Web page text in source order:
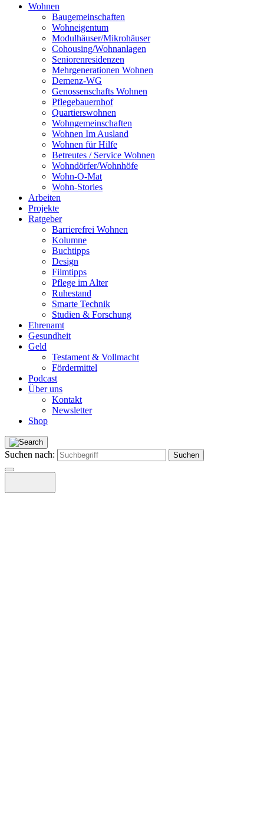
Wohnen
Baugemeinschaften
Wohneigentum
Modulhäuser/Mikrohäuser
Cohousing/Wohnanlagen
Seniorenresidenzen
Mehrgenerationen Wohnen
Demenz-WG
Genossenschafts Wohnen
Pflegebauernhof
Quartierswohnen
Wohngemeinschaften
Wohnen Im Ausland
Wohnen für Hilfe
Betreutes / Service Wohnen
Wohndörfer/Wohnhöfe
Wohn-O-Mat
Wohn-Stories
Arbeiten
Projekte
Ratgeber
Barrierefrei Wohnen
Kolumne
Buchtipps
Design
Filmtipps
Pflege im Alter
Ruhestand
Smarte Technik
Studien & Forschung
Ehrenamt
Gesundheit
Geld
Testament & Vollmacht
Fördermittel
Podcast
Über uns
Kontakt
Newsletter
Shop
Suchen nach: